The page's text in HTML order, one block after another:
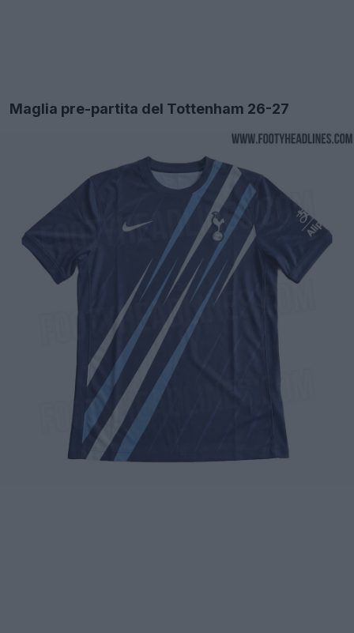
Maglia pre-partita del Tottenham 26-27